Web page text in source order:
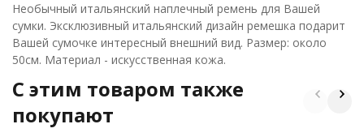
Необычный итальянский наплечный ремень для Вашей
сумки. Эксклюзивный итальянский дизайн ремешка подарит
Вашей сумочке интересный внешний вид. Размер: около
50см. Материал - искусственная кожа.
C этим товаром также
покупают